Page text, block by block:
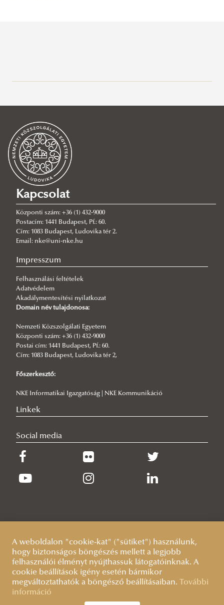
Visegrádi országok és Ukrajna
2025/11/20
Visszavehetjük-e az ellenőrzést a saját pénzünk felett?
2025/04/16
Diploma és gyermekvállalás
2025/04/01
7th BPFS
2025/02/26
Gazdaságpolitika könyvbemutató
Versenyben marad-e Magyarország?
2024/11/07
MNB díjban és kutatási részvételben részesült a GVKI
2024/09/16
Pénzügyi reziliencia konferencia
2023/10/17
Fenntartható-e a munkaalapú társadalom?
Kapcsolat
Központi szám: +36 (1) 432-9000
Postacím: 1441 Budapest, Pf.: 60.
Cím: 1083 Budapest, Ludovika tér 2.
Email: nke@uni-nke.hu
Impresszum
Felhasználási feltételek
Adatvédelem
Akadálymentesítési nyilatkozat
Domain név tulajdonosa:
Nemzeti Közszolgálati Egyetem
Központi szám: +36 (1) 432-9000
Postai cím: 1441 Budapest, Pf.: 60.
Cím: 1083 Budapest, Ludovika tér 2,
Főszerkesztő:
NKE Informatikai Igazgatóság | NKE Kommunikáció
Linkek
Social media
A weboldalon "cookie-kat" ("sütiket") használunk,
hogy biztonságos böngészés mellett a legjobb
felhasználói élményt nyújthassuk látogatóinknak. A
cookie beállítások igény esetén bármikor
megváltoztathatók a böngésző beállításaiban.
További
információ